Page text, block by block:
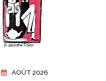
AOÛT 2026